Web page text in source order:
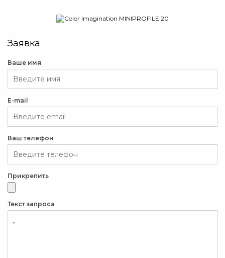
Заявка
Ваше имя
E-mail
Ваш телефон
Прикрепить
Текст запроса